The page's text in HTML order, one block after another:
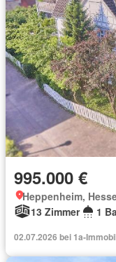
995.000 €
Heppenheim,
13 Zimmer
1
02.07.2026 bei 1a-